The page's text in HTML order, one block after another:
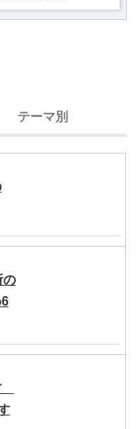
テーマ別
の